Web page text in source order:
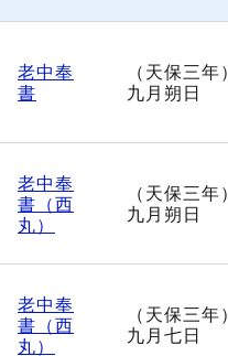
老中奉
書
（天保三年）
九月朔日
老中奉
書（西
丸）
（天保三年）
九月朔日
老中奉
書（西
丸）
（天保三年）
九月七日